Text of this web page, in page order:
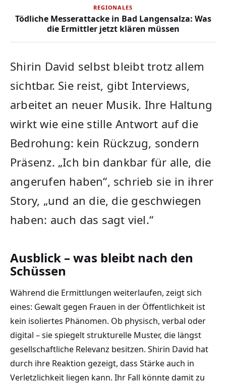
REGIONALES
Tödliche Messerattacke in Bad Langensalza: Was
die Ermittler jetzt klären müssen
Shirin David selbst bleibt trotz allem
sichtbar. Sie reist, gibt Interviews,
arbeitet an neuer Musik. Ihre Haltung
wirkt wie eine stille Antwort auf die
Bedrohung: kein Rückzug, sondern
Präsenz. „Ich bin dankbar für alle, die
angerufen haben“, schrieb sie in ihrer
Story, „und an die, die geschwiegen
haben: auch das sagt viel.“
Ausblick – was bleibt nach den
Schüssen
Während die Ermittlungen weiterlaufen, zeigt sich
eines: Gewalt gegen Frauen in der Öffentlichkeit ist
kein isoliertes Phänomen. Ob physisch, verbal oder
digital – sie spiegelt strukturelle Muster, die längst
gesellschaftliche Relevanz besitzen. Shirin David hat
durch ihre Reaktion gezeigt, dass Stärke auch in
Verletzlichkeit liegen kann. Ihr Fall könnte damit zu